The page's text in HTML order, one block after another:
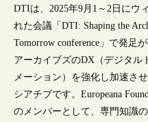
DTIは、2025年9月1～2日にウ
れた会議「DTI: Shaping the
Tomorrow conference」で発足
アーカイブズのDX（デジタル
メーション）を強化し加速さ
シアチブです。Europeana
のメンバーとして、専門知識